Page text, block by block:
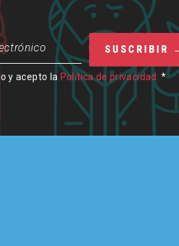
y acepto la Política de privacidad. *